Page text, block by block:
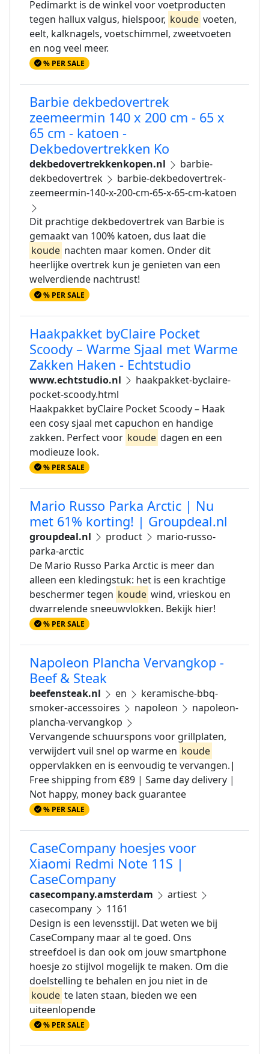
Pedimarkt is de winkel voor voetproducten
tegen hallux valgus, hielspoor, koude voeten,
eelt, kalknagels, voetschimmel, zweetvoeten
en nog veel meer.
% PER SALE
Barbie dekbedovertrek
zeemeermin 140 x 200 cm - 65 x
65 cm - katoen -
Dekbedovertrekken Ko
dekbedovertrekkenkopen.nl
barbie-
dekbedovertrek
barbie-dekbedovertrek-
zeemeermin-140-x-200-cm-65-x-65-cm-katoen
Dit prachtige dekbedovertrek van Barbie is
gemaakt van 100% katoen, dus laat die
koude nachten maar komen. Onder dit
heerlijke overtrek kun je genieten van een
welverdiende nachtrust!
% PER SALE
Haakpakket byClaire Pocket
Scoody – Warme Sjaal met Warme
Zakken Haken - Echtstudio
www.echtstudio.nl
haakpakket-byclaire-
pocket-scoody.html
Haakpakket byClaire Pocket Scoody – Haak
een cosy sjaal met capuchon en handige
zakken. Perfect voor koude dagen en een
modieuze look.
% PER SALE
Mario Russo Parka Arctic | Nu
met 61% korting! | Groupdeal.nl
groupdeal.nl product
mario-russo-
parka-arctic
De Mario Russo Parka Arctic is meer dan
alleen een kledingstuk: het is een krachtige
beschermer tegen koude wind, vrieskou en
dwarrelende sneeuwvlokken. Bekijk hier!
% PER SALE
Napoleon Plancha Vervangkop -
Beef & Steak
beefensteak.nl en
keramische-bbq-
smoker-accessoires
napoleon
napoleon-
plancha-vervangkop
Vervangende schuurspons voor grillplaten,
verwijdert vuil snel op warme en koude
oppervlakken en is eenvoudig te vervangen.|
Free shipping from €89 | Same day delivery |
Not happy, money back guarantee
% PER SALE
CaseCompany hoesjes voor
Xiaomi Redmi Note 11S |
CaseCompany
casecompany.amsterdam
artiest
casecompany
1161
Design is een levensstijl. Dat weten we bij
CaseCompany maar al te goed. Ons
streefdoel is dan ook om jouw smartphone
hoesje zo stijlvol mogelijk te maken. Om die
doelstelling te behalen en jou niet in de
koude te laten staan, bieden we een
uiteenlopende
% PER SALE